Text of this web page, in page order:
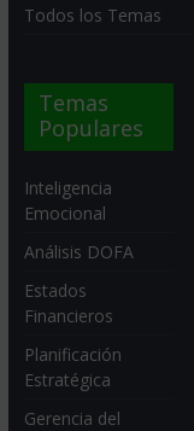
Todos los Temas
Temas
Populares
Inteligencia
Emocional
Análisis DOFA
Estados
Financieros
Planificación
Estratégica
Gerencia del